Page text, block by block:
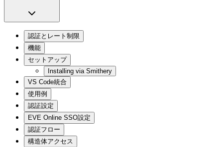
認証とレート制限
機能
セットアップ
Installing via Smithery
VS Code統合
使用例
認証設定
EVE Online SSO設定
認証フロー
構造体アクセス